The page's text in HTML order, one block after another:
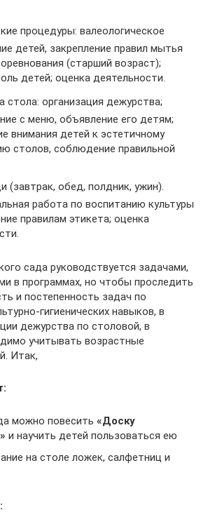
процедуры: валеологическое
детей, закрепление правил мытья
(старший возраст);
детей; оценка деятельности.
стола: организация дежурства;
с меню, объявление его детям;
внимания детей к эстетичному
столов, соблюдение правильной
(завтрак, обед, полдник, ужин).
работа по воспитанию культуры
правилам этикета; оценка
сада руководствуется задачами,
в программах, но чтобы проследить
и постепенность задач по
гигиенических навыков, в
дежурства по столовой, в
учитывать возрастные
Итак,
можно повесить «Доску
и научить детей пользоваться ею
на столе ложек, салфетниц и